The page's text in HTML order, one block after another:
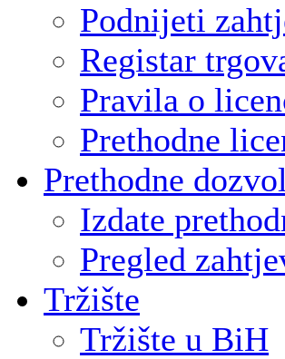
Podnijeti
Registar
Pravila o
Prethodne
Prethodne
Izdate
Pregled
Tržište
Tržište u BiH